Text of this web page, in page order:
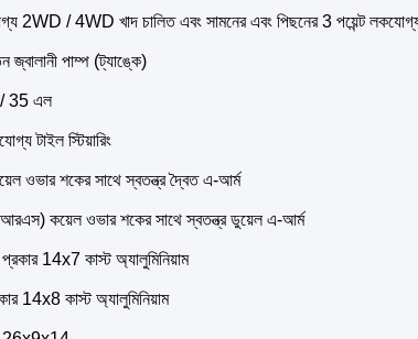
2WD / 4WD খাদ চালিত এবং সামনের এবং পিছনের 3 পয়েন্ট
জ্বালানী পাম্প (ট্যাঙ্কে)
/ 35 এল
টাইল স্টিয়ারিং
ওভার শকের সাথে স্বতন্ত্র দ্বৈত এ-আর্ম
কয়েল ওভার শকের সাথে স্বতন্ত্র ডুয়েল এ-আর্ম
14x7 কাস্ট অ্যালুমিনিয়াম
14x8 কাস্ট অ্যালুমিনিয়াম